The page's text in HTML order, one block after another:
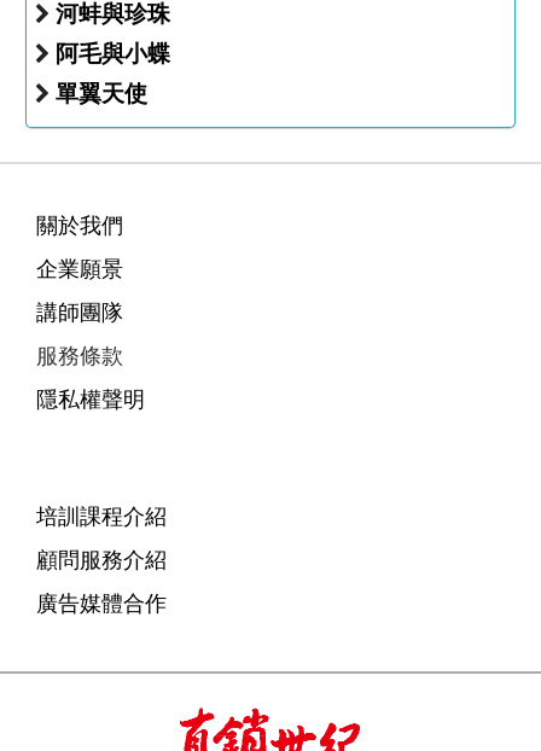
河蚌與珍珠
阿毛與小蝶
單翼天使
關於我們
企業願景
講師團隊
服務條款
隱私權聲明
培訓課程介紹
顧問服務介紹
廣告媒體合作